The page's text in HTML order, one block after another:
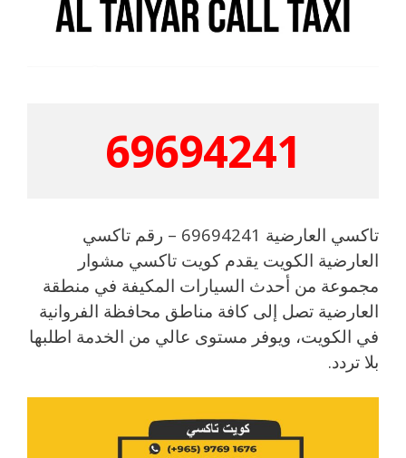
69694241
تاكسي العارضية 69694241 – رقم تاكسي
العارضية الكويت يقدم كويت تاكسي مشوار
مجموعة من أحدث السيارات المكيفة في منطقة
العارضية تصل إلى كافة مناطق محافظة الفروانية
في الكويت، ويوفر مستوى عالي من الخدمة اطلبها
بلا تردد.